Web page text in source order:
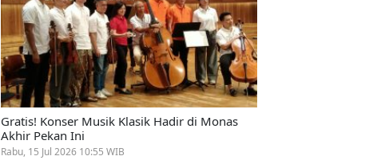
Gratis! Konser Musik Klasik Hadir di Monas
Akhir Pekan Ini
Rabu, 15 Jul 2026 10:55 WIB